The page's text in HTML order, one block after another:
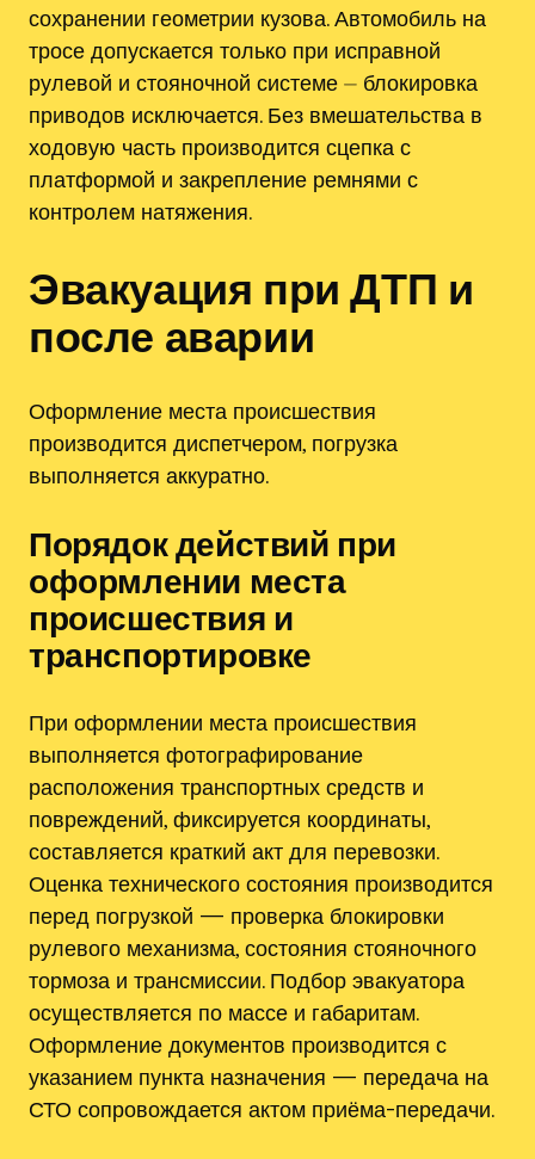
сохранении геометрии кузова. Автомобиль на
тросе допускается только при исправной
рулевой и стояночной системе ⏤ блокировка
приводов исключается. Без вмешательства в
ходовую часть производится сцепка с
платформой и закрепление ремнями с
контролем натяжения.
Эвакуация при ДТП и
после аварии
Оформление места происшествия
производится диспетчером, погрузка
выполняется аккуратно.
Порядок действий при
оформлении места
происшествия и
транспортировке
При оформлении места происшествия
выполняется фотографирование
расположения транспортных средств и
повреждений, фиксируется координаты,
составляется краткий акт для перевозки.
Оценка технического состояния производится
перед погрузкой — проверка блокировки
рулевого механизма, состояния стояночного
тормоза и трансмиссии. Подбор эвакуатора
осуществляется по массе и габаритам.
Оформление документов производится с
указанием пункта назначения — передача на
СТО сопровождается актом приёма-передачи.